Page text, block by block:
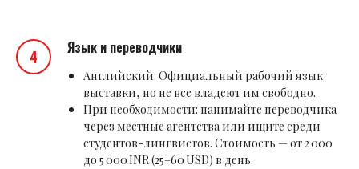
Язык и переводчики
Английский: Официальный рабочий язык
выставки, но не все владеют им свободно.
При необходимости: нанимайте переводчика
через местные агентства или ищите среди
студентов-лингвистов. Стоимость — от 2 000
до 5 000 INR (25–60 USD) в день.